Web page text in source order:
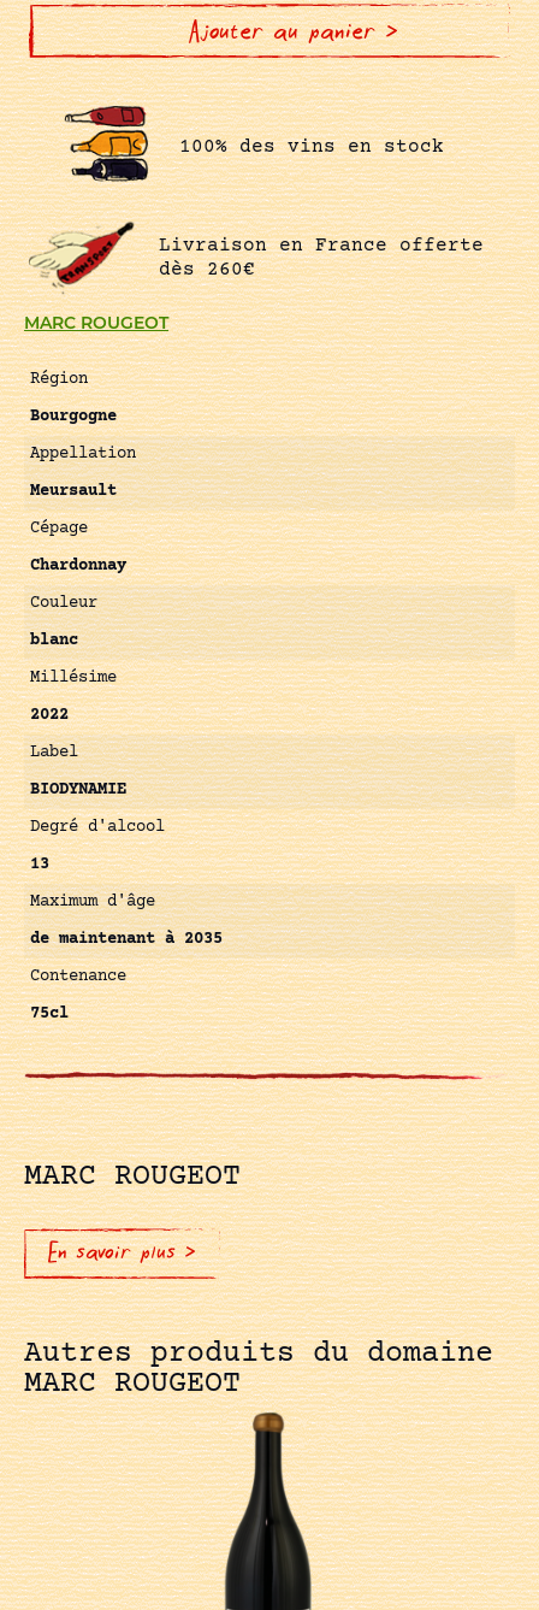
MARC ROUGEOT
Région
Bourgogne
Appellation
Meursault
Cépage
Chardonnay
Couleur
blanc
Millésime
2022
Label
BIODYNAMIE
Degré d'alcool
13
Maximum d'âge
de maintenant à 2035
Contenance
75cl
LA
VELLE Ajouter au panier >
100% des vins en stock
Livraison en France offerte
dès 260€
MARC ROUGEOT
En savoir plus >
Autres produits du domaine
MARC ROUGEOT